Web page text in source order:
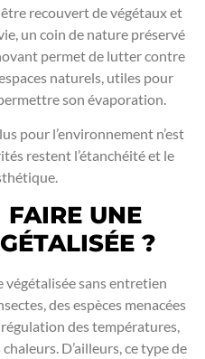
recouvert de végétaux et
un coin de nature préservé
permet de lutter contre
naturels, utiles pour
son évaporation.
pour l’environnement n’est
restent l’étanchéité et le
UNE
?
végétalisée sans entretien
des espèces menacées
des températures,
D’ailleurs, ce type de